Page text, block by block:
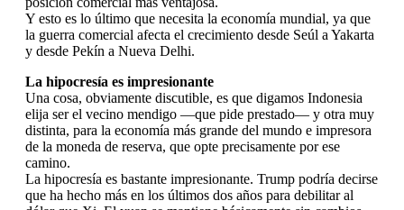
Y esto es lo último que necesita la economía mundial, ya que
la guerra comercial afecta el crecimiento desde Seúl a Yakarta
y desde Pekín a Nueva Delhi.
La hipocresía es impresionante
Una cosa, obviamente discutible, es que digamos Indonesia
elija ser el vecino mendigo —que pide prestado— y otra muy
distinta, para la economía más grande del mundo e impresora
de la moneda de reserva, que opte precisamente por ese
camino.
La hipocresía es bastante impresionante. Trump podría decirse
que ha hecho más en los últimos dos años para debilitar al